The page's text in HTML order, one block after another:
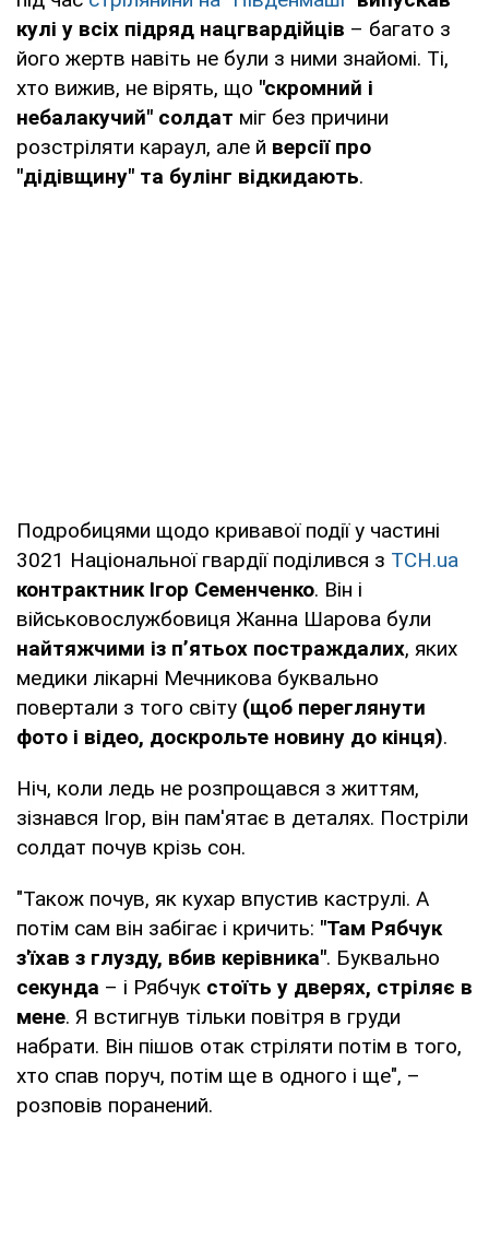
кулі у всіх підряд нацгвардійців – багато з
його жертв навіть не були з ними знайомі. Ті,
хто вижив, не вірять, що "скромний і
небалакучий" солдат міг без причини
розстріляти караул, але й версії про
"дідівщину" та булінг відкидають.
Подробицями щодо кривавої події у частині
3021 Національної гвардії поділився з ТСН.ua
контрактник Ігор Семенченко. Він і
військовослужбовиця Жанна Шарова були
найтяжчими із п’ятьох постраждалих, яких
медики лікарні Мечникова буквально
повертали з того світу (щоб переглянути
фото і відео, доскрольте новину до кінця).
Ніч, коли ледь не розпрощався з життям,
зізнався Ігор, він пам'ятає в деталях. Постріли
солдат почув крізь сон.
"Також почув, як кухар впустив каструлі. А
потім сам він забігає і кричить: "Там Рябчук
з'їхав з глузду, вбив керівника". Буквально
секунда – і Рябчук стоїть у дверях, стріляє в
мене. Я встигнув тільки повітря в груди
набрати. Він пішов отак стріляти потім в того,
хто спав поруч, потім ще в одного і ще", –
розповів поранений.